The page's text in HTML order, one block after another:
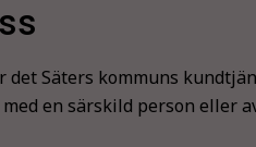
det Säters kommuns
en särskild person eller